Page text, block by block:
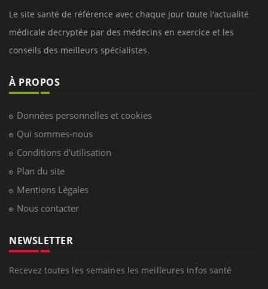
Le site santé de référence avec chaque jour toute l'actualité
médicale decryptée par des médecins en exercice et les
conseils des meilleurs spécialistes.
À PROPOS
Données personnelles et cookies
Qui sommes-nous
Conditions d'utilisation
Plan du site
Mentions Légales
Nous contacter
NEWSLETTER
Recevez toutes les semaines les meilleures infos santé